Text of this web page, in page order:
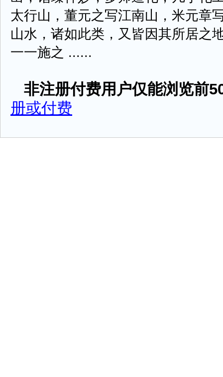
太行山，董元之写江南山，米元章
山水，诸如此类，又皆因其所居之
一一施之 ......
非注册付费用户仅能浏览前
册或付费